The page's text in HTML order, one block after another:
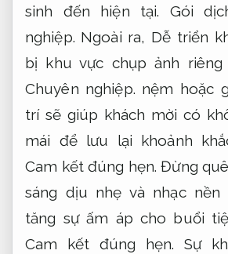
sinh đến hiện tại. Gói
nghiệp. Ngoài ra, Dễ triển
bị khu vực chụp ảnh riêng
Chuyên nghiệp. nệm hoặc
trí sẽ giúp khách mời có
mái để lưu lại khoảnh
Cam kết đúng hẹn. Đừng
sáng dịu nhẹ và nhạc
tăng sự ấm áp cho buổi
Cam kết đúng hẹn. Sự